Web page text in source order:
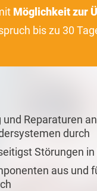
Möglichkeit zur
bis zu 30
Reparaturen
durch
Störungen
aus und